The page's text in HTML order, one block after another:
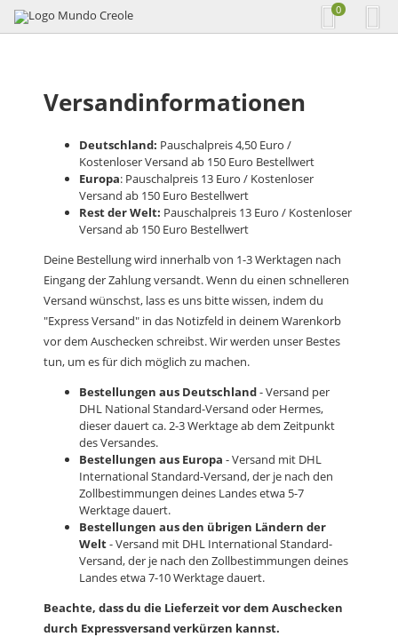
0
Versandinformationen
Deutschland: Pauschalpreis 4,50 Euro /
Kostenloser Versand ab 150 Euro Bestellwert
Europa: Pauschalpreis 13 Euro / Kostenloser
Versand ab 150 Euro Bestellwert
Rest der Welt: Pauschalpreis 13 Euro / Kostenloser
Versand ab 150 Euro Bestellwert
Deine Bestellung wird innerhalb von 1-3 Werktagen nach
Eingang der Zahlung versandt. Wenn du einen schnelleren
Versand wünschst, lass es uns bitte wissen, indem du
"Express Versand" in das Notizfeld in deinem Warenkorb
vor dem Auschecken schreibst. Wir werden unser Bestes
tun, um es für dich möglich zu machen.
Bestellungen aus Deutschland- Versand per
DHL National Standard-Versand oder Hermes,
dieser dauert ca. 2-3 Werktage ab dem Zeitpunkt
des Versandes.
Bestellungen aus Europa - Versand mit DHL
International Standard-Versand, der je nach den
Zollbestimmungen deines Landes etwa 5-7
Werktage dauert.
Bestellungen aus den übrigen Ländern der
Welt- Versand mit DHL International Standard-
Versand, der je nach den Zollbestimmungen deines
Landes etwa 7-10 Werktage dauert.
Beachte, dass du die Lieferzeit vor dem Auschecken
durch Expressversand verkürzen kannst.